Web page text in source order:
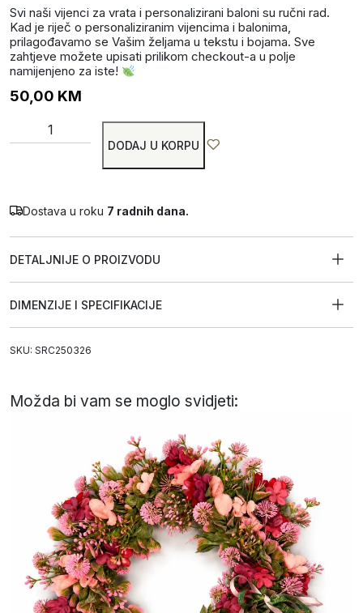
Svi naši vijenci za vrata i personalizirani baloni su ručni rad.
Kad je riječ o personaliziranim vijencima i balonima,
prilagođavamo se Vašim željama u tekstu i bojama. Sve
zahtjeve možete upisati prilikom checkout-a u polje
namijenjeno za iste!
50,00 KM
DODAJ U KORPU
Dostava u roku 7 radnih dana.
DETALJNIJE O PROIZVODU
DIMENZIJE I SPECIFIKACIJE
SKU: SRC250326
Možda bi vam se moglo svidjeti: